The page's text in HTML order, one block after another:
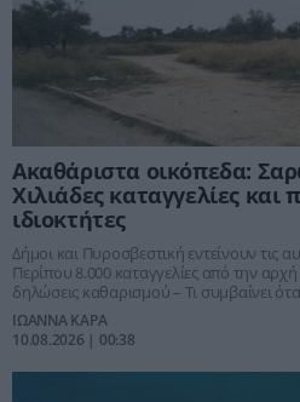
Ακαθάριστα οικόπεδα:
Χιλιάδες καταγγελίες και
ιδιοκτήτες
Δήμοι και Πυροσβεστική εντείνουν τις
Περίπου 8.000 καταγγελίες από την
δηλώσεις καθαρισμού – Τι συμβαίνει
συμμορφώνεται.
ΙΩΑΝΝΑ ΚΑΡΑ
10.08.2026 | 00:38